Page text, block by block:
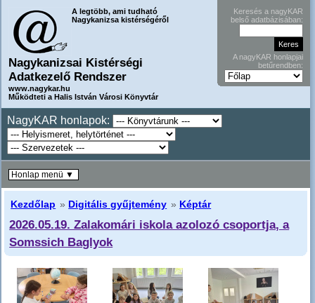
A legtöbb, ami tudható
Nagykanizsa kistérségéről
Nagykanizsai Kistérségi
Adatkezelő Rendszer
www.nagykar.hu
Működteti a Halis István Városi Könyvtár
Keresés a nagyKAR
belső adatbázisában:
A nagyKAR honlapjai
betűrendben:
NagyKAR honlapok:
Kezdőlap » Digitális gyűjtemény » Képtár
2026.05.19. Zalakomári iskola azolozó csoportja, a
Somssich Baglyok
Honlap menü ▼